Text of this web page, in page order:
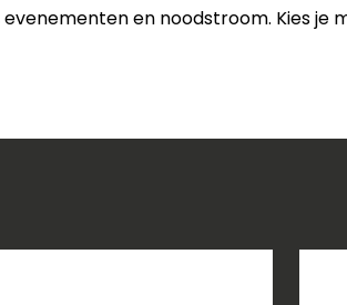
evenementen en noodstroom. Kies je